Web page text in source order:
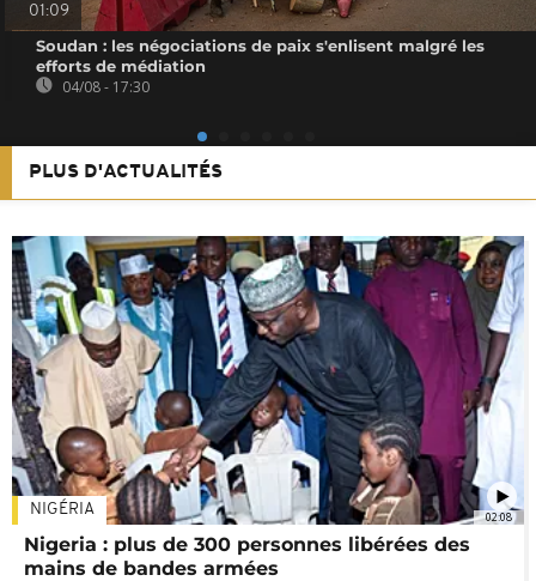
01:09
Soudan : les négociations de paix s'enlisent malgré les
efforts de médiation
04/08 - 17:30
PLUS D'ACTUALITÉS
02:08
NIGÉRIA
Nigeria : plus de 300 personnes libérées des
mains de bandes armées